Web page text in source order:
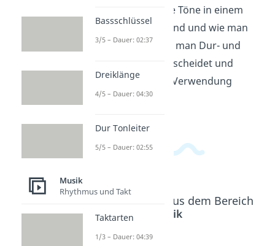
sind. Du lernst, welche Töne in einem
Dreiklang enthalten sind und wie man
sie bildet. Erfahre, wie man Dur- und
Moll-Dreiklänge unterscheidet und
worauf man bei ihrer Verwendung
achten sollte.
Beliebte Inhalte aus dem Bereich
Musik
Bassschlüssel
3/5 – Dauer: 02:37
Dreiklänge
4/5 – Dauer: 04:30
Dur Tonleiter
5/5 – Dauer: 02:55
Musik
Rhythmus und Takt
Taktarten
1/3 – Dauer: 04:39